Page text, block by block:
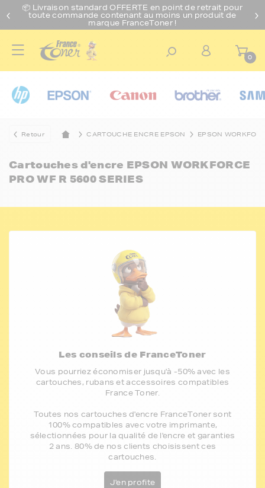
📦 Livraison standard OFFERTE en point de retrait pour
toute commande contenant au moins un produit de
marque FranceToner !
0
Retour CARTOUCHE ENCRE EPSON EPSON
Cartouches d'encre EPSON WORKFORCE
PRO WF R 5600 SERIES
Les conseils de FranceToner
Vous pourriez économiser jusqu'à -50% avec les
cartouches, rubans et accessoires compatibles
France Toner.
Toutes nos cartouches d'encre FranceToner sont
100% compatibles avec votre imprimante,
sélectionnées pour la qualité de l'encre et garanties
2 ans. 80% de nos clients choisissent ces
cartouches.
J'en profite